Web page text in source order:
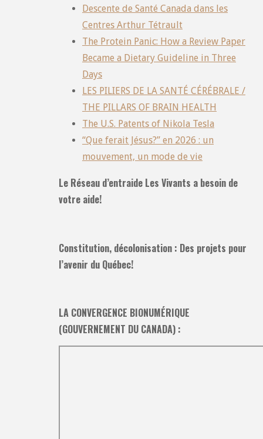
Descente de Santé Canada dans les
Centres Arthur Tétrault
The Protein Panic: How a Review Paper
Became a Dietary Guideline in Three
Days
LES PILIERS DE LA SANTÉ CÉRÉBRALE /
THE PILLARS OF BRAIN HEALTH
The U.S. Patents of Nikola Tesla
“Que ferait Jésus?” en 2026 : un
mouvement, un mode de vie
Le Réseau d’entraide Les Vivants a besoin de
votre aide!
Constitution, décolonisation : Des projets pour
l’avenir du Québec!
LA CONVERGENCE BIONUMÉRIQUE
(GOUVERNEMENT DU CANADA) :